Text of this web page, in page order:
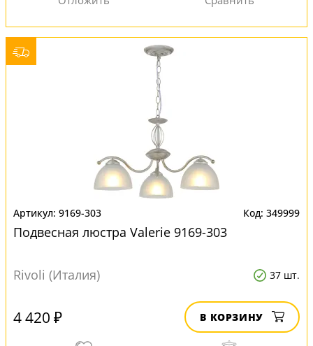
9169-303 349999
Подвесная люстра Valerie 9169-303
Rivoli (Италия) 37 шт.
4 420 ₽ В КОРЗИНУ